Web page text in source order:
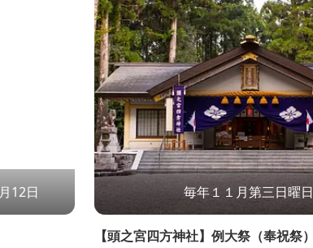
毎年10月12日 毎年１１月第三日曜日
【頭之宮四方神社】例大祭（奉祝祭）